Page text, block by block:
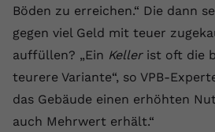
Böden zu erreichen.“ Die dann
gegen viel Geld mit teuer
auffüllen? „Ein Kellerist oft die
teurere Variante“, so VPB-
das Gebäude einen erhöhten
auch Mehrwert erhält.“
gesehen hat.
Name yt-remote-
Laufzeit Session